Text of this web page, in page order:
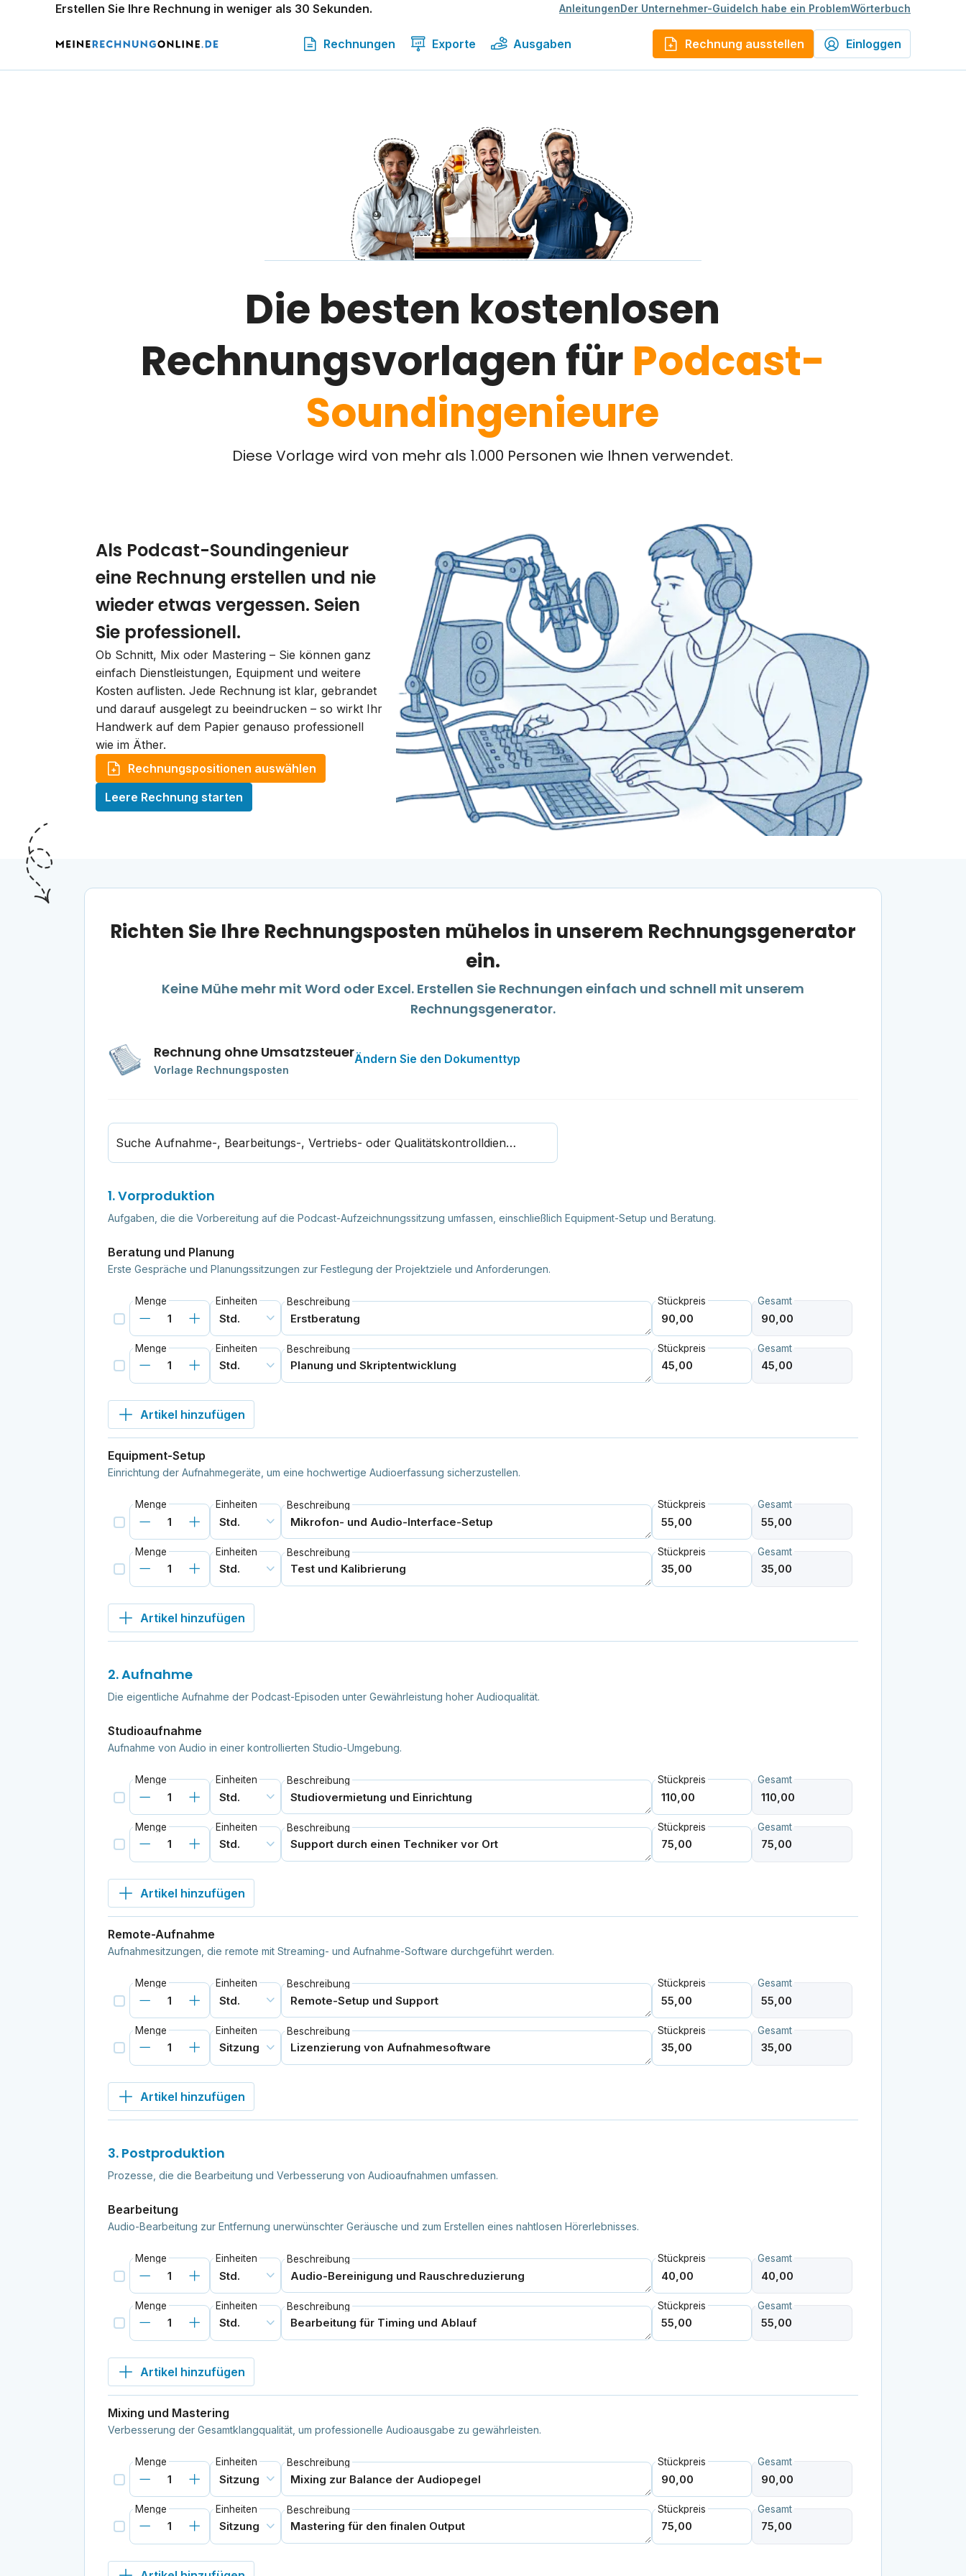
Erstellen Sie Ihre Rechnung in weniger als 30 Sekunden. AnleitungenDer Unternehmer-GuideIch habe ein ProblemWörterbuch
Rechnungen Exporte Ausgaben Rechnung ausstellen Einloggen
Die besten kostenlosen
Rechnungsvorlagen für Podcast-
Soundingenieure
Diese Vorlage wird von mehr als 1.000 Personen wie Ihnen verwendet.
Als Podcast-Soundingenieur
eine Rechnung erstellen und nie
wieder etwas vergessen. Seien
Sie professionell.
Ob Schnitt, Mix oder Mastering – Sie können ganz
einfach Dienstleistungen, Equipment und weitere
Kosten auflisten. Jede Rechnung ist klar, gebrandet
und darauf ausgelegt zu beeindrucken – so wirkt Ihr
Handwerk auf dem Papier genauso professionell
wie im Äther.
Rechnungspositionen auswählen
Leere Rechnung starten
Richten Sie Ihre Rechnungsposten mühelos in unserem Rechnungsgenerator
ein.
Keine Mühe mehr mit Word oder Excel. Erstellen Sie Rechnungen einfach und schnell mit unserem
Rechnungsgenerator.
Rechnung ohne Umsatzsteuer
Vorlage Rechnungsposten
Ändern Sie den Dokumenttyp
Suche Aufnahme-, Bearbeitungs-, Vertriebs- oder Qualitätskontrolldienste
1. Vorproduktion
Aufgaben, die die Vorbereitung auf die Podcast-Aufzeichnungssitzung umfassen, einschließlich Equipment-Setup und Beratung.
Beratung und Planung
Erste Gespräche und Planungssitzungen zur Festlegung der Projektziele und Anforderungen.
Menge Einheiten Beschreibung Stückpreis Gesamt
Menge Einheiten Beschreibung Stückpreis Gesamt
Artikel hinzufügen
Equipment-Setup
Einrichtung der Aufnahmegeräte, um eine hochwertige Audioerfassung sicherzustellen.
Menge Einheiten Beschreibung Stückpreis Gesamt
Menge Einheiten Beschreibung Stückpreis Gesamt
Artikel hinzufügen
2. Aufnahme
Die eigentliche Aufnahme der Podcast-Episoden unter Gewährleistung hoher Audioqualität.
Studioaufnahme
Aufnahme von Audio in einer kontrollierten Studio-Umgebung.
Menge Einheiten Beschreibung Stückpreis Gesamt
Menge Einheiten Beschreibung Stückpreis Gesamt
Artikel hinzufügen
Remote-Aufnahme
Aufnahmesitzungen, die remote mit Streaming- und Aufnahme-Software durchgeführt werden.
Menge Einheiten Beschreibung Stückpreis Gesamt
Menge Einheiten Beschreibung Stückpreis Gesamt
Artikel hinzufügen
3. Postproduktion
Prozesse, die die Bearbeitung und Verbesserung von Audioaufnahmen umfassen.
Bearbeitung
Audio-Bearbeitung zur Entfernung unerwünschter Geräusche und zum Erstellen eines nahtlosen Hörerlebnisses.
Menge Einheiten Beschreibung Stückpreis Gesamt
Menge Einheiten Beschreibung Stückpreis Gesamt
Artikel hinzufügen
Mixing und Mastering
Verbesserung der Gesamtklangqualität, um professionelle Audioausgabe zu gewährleisten.
Menge Einheiten Beschreibung Stückpreis Gesamt
Menge Einheiten Beschreibung Stückpreis Gesamt